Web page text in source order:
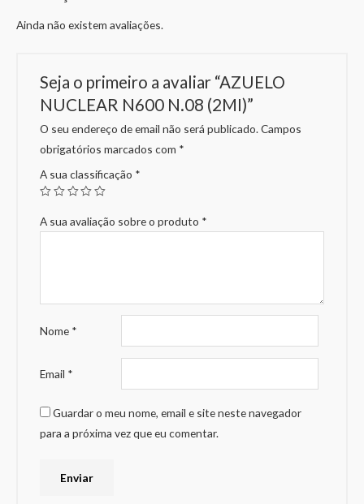
Ainda não existem avaliações.
Seja o primeiro a avaliar “AZUELO
NUCLEAR N600 N.08 (2MI)”
O seu endereço de email não será publicado. Campos
obrigatórios marcados com *
A sua classificação *
A sua avaliação sobre o produto *
Nome *
Email *
Guardar o meu nome, email e site neste navegador
para a próxima vez que eu comentar.